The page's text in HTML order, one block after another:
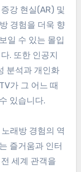
강 현실(AR) 및
경험을 더욱 향
일 수 있는 몰입
. 또한 인공지
분석과 개인화
가 그 어느 때
있습니다.
래방 경험의 역
즐거움과 인터
세계 관객을